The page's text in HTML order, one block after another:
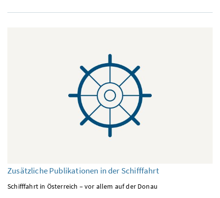
Zusätzliche Publikationen in der Schifffahrt
Schifffahrt in Österreich – vor allem auf der Donau